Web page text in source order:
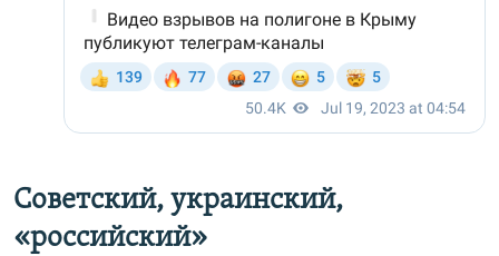
Советский, украинский,
«российский»